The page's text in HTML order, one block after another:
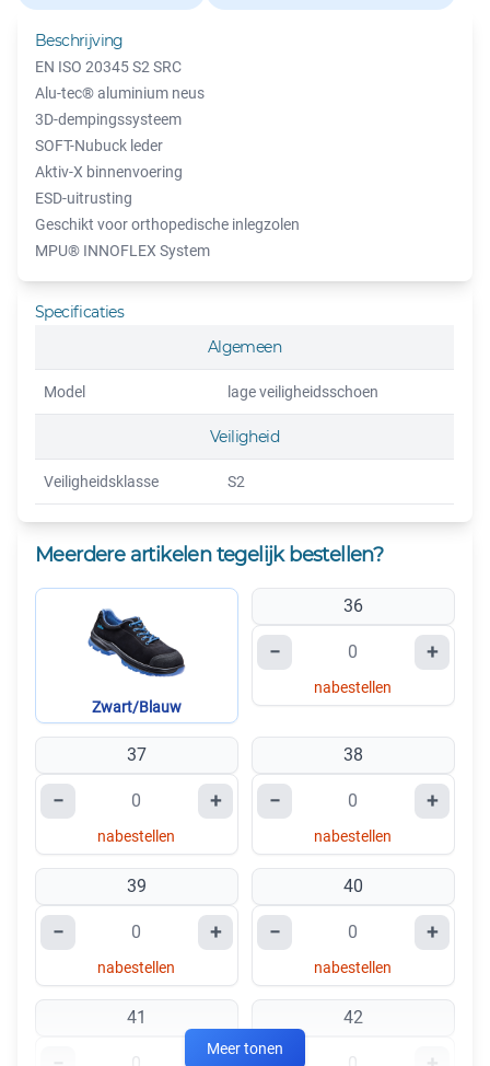
Beschrijving
EN ISO 20345 S2 SRC
Alu-tec® aluminium neus
3D-dempingssysteem
SOFT-Nubuck leder
Aktiv-X binnenvoering
ESD-uitrusting
Geschikt voor orthopedische inlegzolen
MPU® INNOFLEX System
Specificaties
Algemeen
Model lage veiligheidsschoen
Veiligheid
Veiligheidsklasse S2
Meerdere artikelen tegelijk bestellen?
Zwart/Blauw
36
− +
nabestellen
37
− +
nabestellen
38
− +
nabestellen
39
− +
nabestellen
40
− +
nabestellen
41 42
Meer tonen